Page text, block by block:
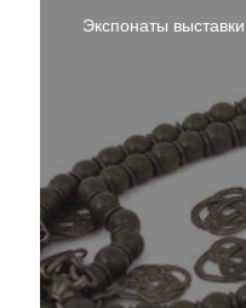
Экспонаты выставки